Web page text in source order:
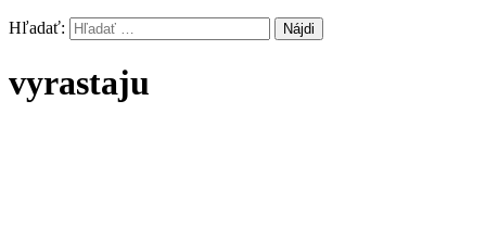
Hľadať:
vyrastaju